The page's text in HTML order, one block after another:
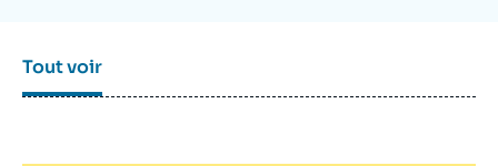
Tout voir